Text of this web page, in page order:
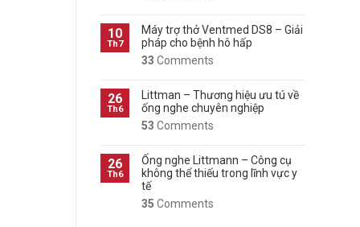
10
Th7
Máy trợ thở Ventmed DS8 – Giải
pháp cho bệnh hô hấp
33 Comments
26
Th6
Littman – Thương hiệu ưu tú về
ống nghe chuyên nghiệp
53 Comments
26
Th6
Ống nghe Littmann – Công cụ
không thể thiếu trong lĩnh vực y
tế
35 Comments